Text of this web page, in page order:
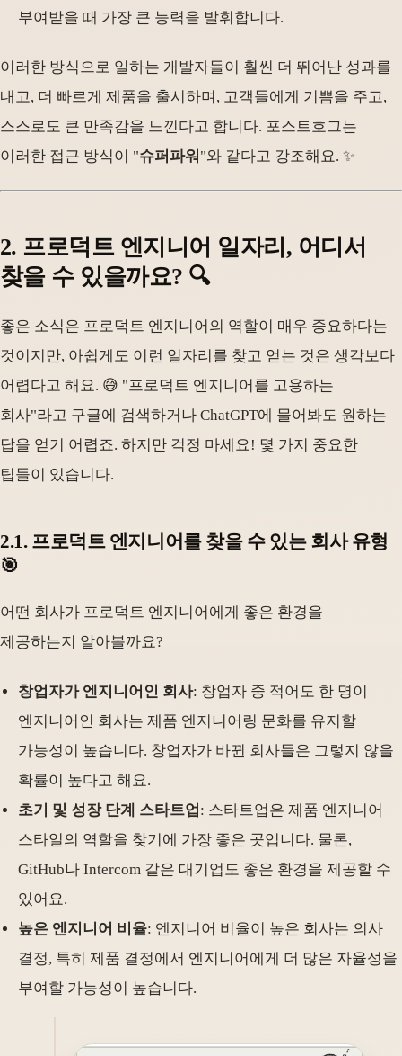
부여받을 때 가장 큰 능력을 발휘합니다.
이러한 방식으로 일하는 개발자들이 훨씬 더 뛰어난 성과를
내고, 더 빠르게 제품을 출시하며, 고객들에게 기쁨을 주고,
스스로도 큰 만족감을 느낀다고 합니다. 포스트호그는
이러한 접근 방식이 "슈퍼파워 "와 같다고 강조해요. ✨
2. 프로덕트 엔지니어 일자리, 어디서
찾을 수 있을까요? 🔍
좋은 소식은 프로덕트 엔지니어의 역할이 매우 중요하다는
것이지만, 아쉽게도 이런 일자리를 찾고 얻는 것은 생각보다
어렵다고 해요. 😅 "프로덕트 엔지니어를 고용하는
회사"라고 구글에 검색하거나 ChatGPT에 물어봐도 원하는
답을 얻기 어렵죠. 하지만 걱정 마세요! 몇 가지 중요한
팁들이 있습니다.
2.1. 프로덕트 엔지니어를 찾을 수 있는 회사 유형
🎯
어떤 회사가 프로덕트 엔지니어에게 좋은 환경을
제공하는지 알아볼까요?
창업자가 엔지니어인 회사: 창업자 중 적어도 한 명이
엔지니어인 회사는 제품 엔지니어링 문화를 유지할
가능성이 높습니다. 창업자가 바뀐 회사들은 그렇지 않을
확률이 높다고 해요.
초기 및 성장 단계 스타트업 : 스타트업은 제품 엔지니어
스타일의 역할을 찾기에 가장 좋은 곳입니다. 물론,
GitHub나 Intercom 같은 대기업도 좋은 환경을 제공할 수
있어요.
높은 엔지니어 비율: 엔지니어 비율이 높은 회사는 의사
결정, 특히 제품 결정에서 엔지니어에게 더 많은 자율성을
부여할 가능성이 높습니다.